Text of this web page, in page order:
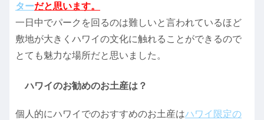
ターだと思います。
一日中でパークを回るのは難しいと言われているほど
敷地が大きくハワイの文化に触れることができるので
とても魅力な場所だと思いました。
ハワイのお勧めのお土産は？
個人的にハワイでのおすすめのお土産はハワイ限定の